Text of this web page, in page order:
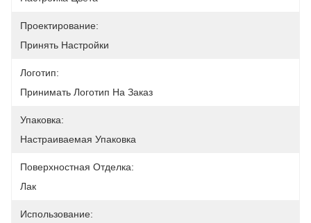
Проектирование:
Принять Настройки
Логотип:
Принимать Логотип На Заказ
Упаковка:
Настраиваемая Упаковка
Поверхностная Отделка:
Лак
Использование: